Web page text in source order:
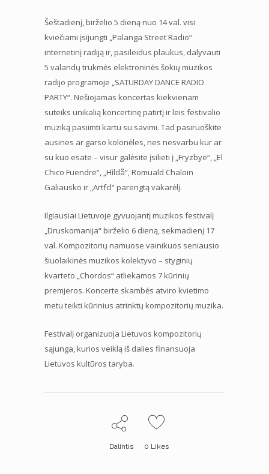
Šeštadienį, birželio 5 dieną nuo 14 val. visi
kviečiami įsijungti „Palanga Street Radio“
internetinį radiją ir, pasileidus plaukus, dalyvauti
5 valandų trukmės elektroninės šokių muzikos
radijo programoje „SATURDAY DANCE RADIO
PARTY“. Nešiojamas koncertas kiekvienam
suteiks unikalią koncertinę patirtį ir leis festivalio
muziką pasiimti kartu su savimi. Tad pasiruoškite
ausines ar garso kolonėles, nes nesvarbu kur ar
su kuo esate – visur galėsite įsilieti į „Fryzbye“, „El
Chico Fuendre“, „Hìldå“, Romuald Chaloin
Galiausko ir „Artfcl“ parengtą vakarėlį.
Ilgiausiai Lietuvoje gyvuojantį muzikos festivalį
„Druskomanija“ birželio 6 dieną, sekmadienį 17
val. Kompozitorių namuose vainikuos seniausio
šiuolaikinės muzikos kolektyvo – styginių
kvarteto „Chordos“ atliekamos 7 kūrinių
premjeros. Koncerte skambės atviro kvietimo
metu teikti kūrinius atrinktų kompozitorių muzika.
Festivalį organizuoja Lietuvos kompozitorių
sąjunga, kurios veiklą iš dalies finansuoja
Lietuvos kultūros taryba.
Dalintis 0 Likes